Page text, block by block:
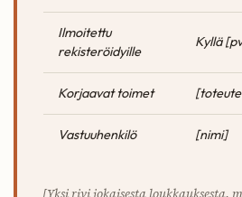
Ilmoitettu
rekisteröidyille
Kyllä
Korjaavat toimet
Vastuuhenkilö [nimi]